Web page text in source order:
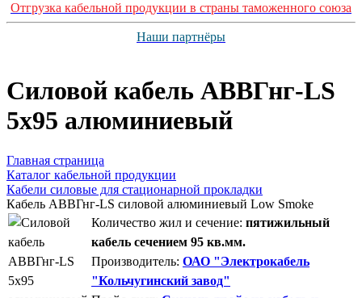
Отгрузка кабельной продукции в страны таможенного союза
Наши партнёры
Силовой кабель АВВГнг-LS
5х95 алюминиевый
Главная страница
Каталог кабельной продукции
Кабели силовые для стационарной прокладки
Кабель АВВГнг-LS силовой алюминиевый Low Smoke
Количество жил и сечение: пятижильный
кабель сечением 95 кв.мм.
Производитель: ОАО "Электрокабель
"Кольчугинский завод"